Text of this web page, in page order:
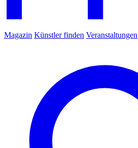
Magazin Künstler finden Veranstaltungen